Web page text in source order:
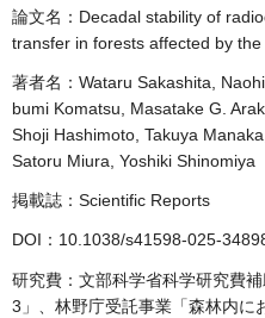
論文名：Decadal stability of
transfer in forests affected by
著者名：Wataru Sakashita,
bumi Komatsu, Masatake G.
Shoji Hashimoto, Takuya
Satoru Miura, Yoshiki Shinomiya
掲載誌：Scientific Reports
DOI：10.1038/s41598-025-
研究費：文部科学省科学研究費
3」、林野庁受託事業「森林内に